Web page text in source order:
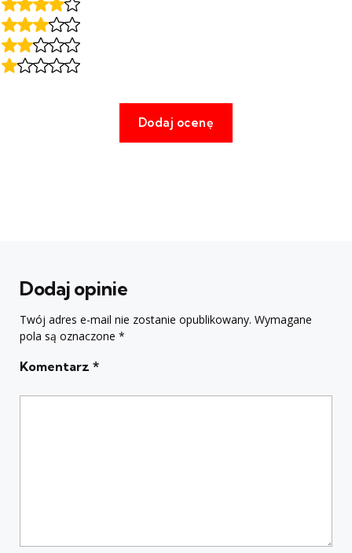
Dodaj opinie
Twój adres e-mail nie zostanie opublikowany. Wymagane
pola są oznaczone *
Komentarz *